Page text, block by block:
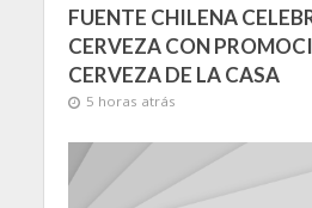
FUENTE CHILENA
CERVEZA CON
CERVEZA DE LA CASA
5 horas atrás